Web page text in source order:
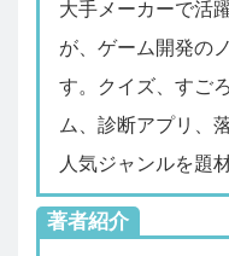
大手メーカーで活
が、ゲーム開発の
す。クイズ、すご
ム、診断アプリ、
人気ジャンルを題
著者紹介